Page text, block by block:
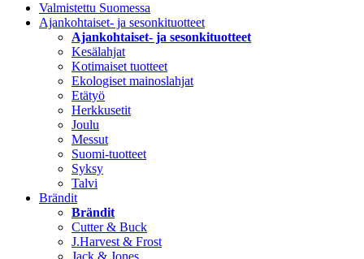
Valmistettu Suomessa
Ajankohtaiset- ja sesonkituotteet
Ajankohtaiset- ja sesonkituotteet
Kesälahjat
Kotimaiset tuotteet
Ekologiset mainoslahjat
Etätyö
Herkkusetit
Joulu
Messut
Suomi-tuotteet
Syksy
Talvi
Brändit
Brändit
Cutter & Buck
J.Harvest & Frost
Jack & Jones